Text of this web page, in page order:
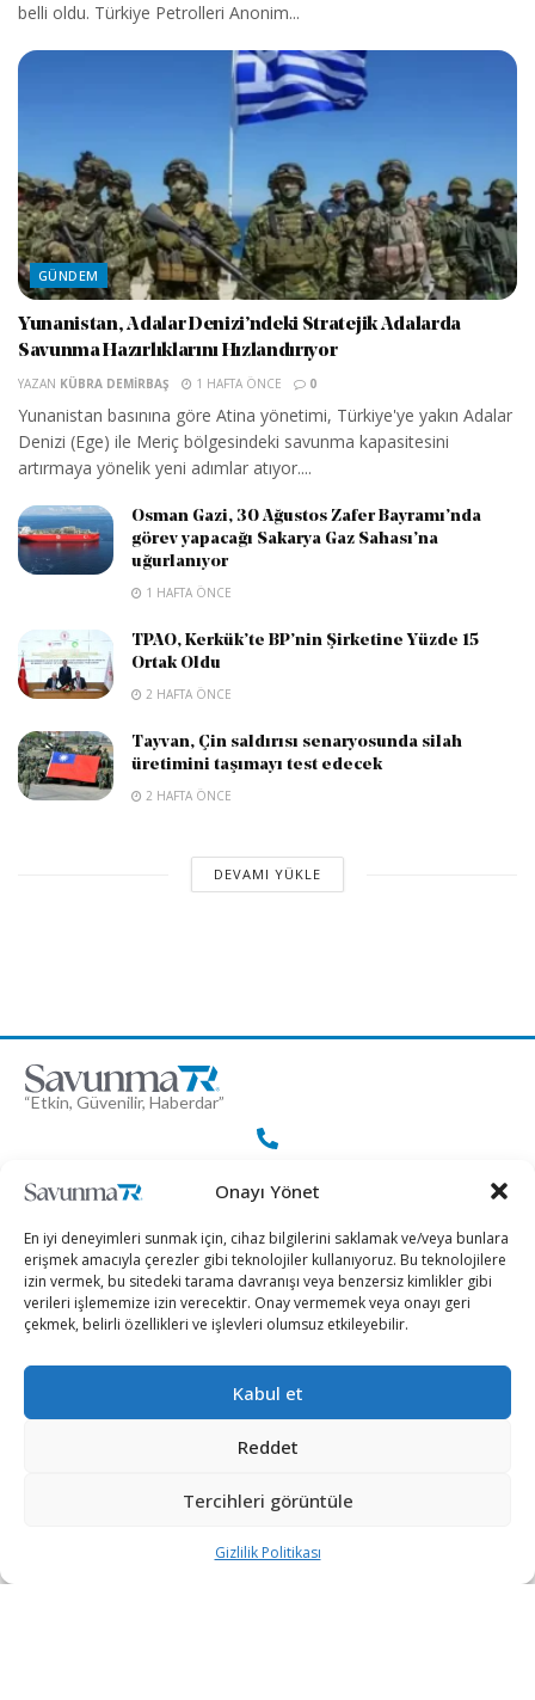
Onayı Yönet
En iyi deneyimleri sunmak için, cihaz bilgilerini saklamak ve/veya bunlara
erişmek amacıyla çerezler gibi teknolojiler kullanıyoruz. Bu teknolojilere
izin vermek, bu sitedeki tarama davranışı veya benzersiz kimlikler gibi
verileri işlememize izin verecektir. Onay vermemek veya onayı geri
çekmek, belirli özellikleri ve işlevleri olumsuz etkileyebilir.
Kabul et
Reddet
Tercihleri görüntüle
Gizlilik Politikası
belli oldu. Türkiye Petrolleri Anonim...
GÜNDEM
Yunanistan, Adalar Denizi’ndeki Stratejik Adalarda
Savunma Hazırlıklarını Hızlandırıyor
YAZAN KÜBRA DEMIRBAŞ 1 HAFTA ÖNCE 0
Yunanistan basınına göre Atina yönetimi, Türkiye'ye yakın Adalar
Denizi (Ege) ile Meriç bölgesindeki savunma kapasitesini
artırmaya yönelik yeni adımlar atıyor....
Osman Gazi, 30 Ağustos Zafer Bayramı’nda
görev yapacağı Sakarya Gaz Sahası’na
uğurlanıyor
1 HAFTA ÖNCE
TPAO, Kerkük’te BP’nin Şirketine Yüzde 15
Ortak Oldu
2 HAFTA ÖNCE
Tayvan, Çin saldırısı senaryosunda silah
üretimini taşımayı test edecek
2 HAFTA ÖNCE
DEVAMI YÜKLE
“Etkin, Güvenilir, Haberdar”
+90 530 308 17 96
iletisim@savunmatr.com
2026 © Savunma TR. Tüm Hakları Saklıdır.
Siber Güvenlik
Teknoloji
Politika